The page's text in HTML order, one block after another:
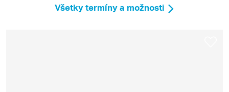
Všetky termíny a možnosti